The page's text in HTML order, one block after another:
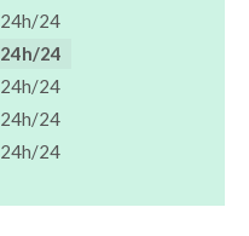
24h/24
24h/24
24h/24
24h/24
24h/24